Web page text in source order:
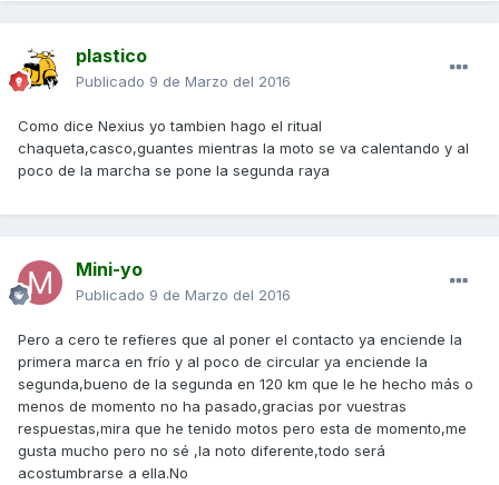
plastico
Publicado 9 de Marzo del 2016
Como dice Nexius yo tambien hago el ritual
chaqueta,casco,guantes mientras la moto se va calentando y al
poco de la marcha se pone la segunda raya
Mini-yo
Publicado 9 de Marzo del 2016
Pero a cero te refieres que al poner el contacto ya enciende la
primera marca en frío y al poco de circular ya enciende la
segunda,bueno de la segunda en 120 km que le he hecho más o
menos de momento no ha pasado,gracias por vuestras
respuestas,mira que he tenido motos pero esta de momento,me
gusta mucho pero no sé ,la noto diferente,todo será
acostumbrarse a ella.No